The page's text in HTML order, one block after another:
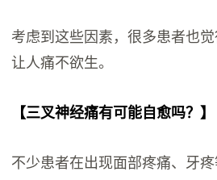
考虑到这些因素，很多患者也
让人痛不欲生。
【三叉神经痛有可能自愈吗？】
不少患者在出现面部疼痛、牙